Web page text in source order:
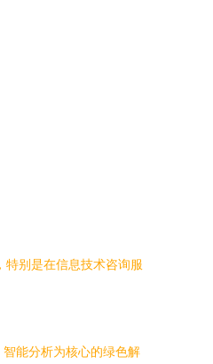
别是在信息技术咨询服
能分析为核心的绿色解